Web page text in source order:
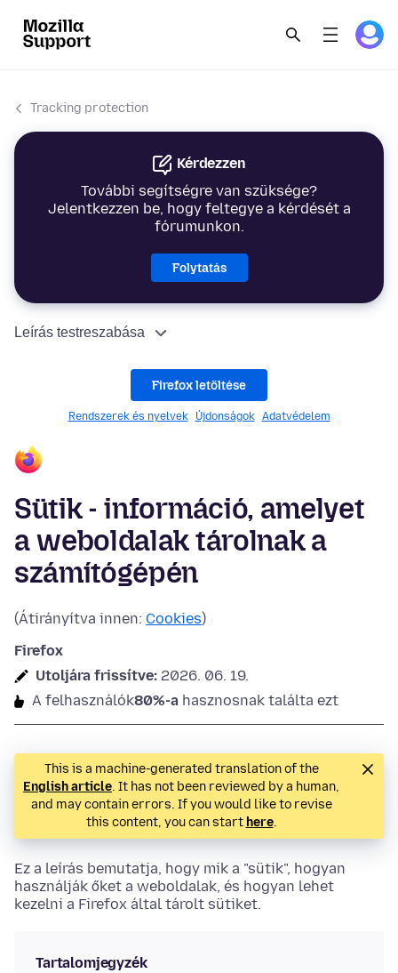
Tracking protection
Kérdezzen
További segítségre van szüksége?
Jelentkezzen be, hogy feltegye a kérdését a
fórumunkon.
Folytatás
Leírás testreszabása
Firefox letöltése
Rendszerek és nyelvek Újdonságok Adatvédelem
Sütik - információ, amelyet
a weboldalak tárolnak a
számítógépén
(Átirányítva innen: Cookies)
Firefox
Utoljára frissítve: 2026. 06. 19.
A felhasználók80%-a hasznosnak találta ezt
This is a machine-generated translation of the
English article. It has not been reviewed by a human,
and may contain errors. If you would like to revise
this content, you can start here.
Ez a leírás bemutatja, hogy mik a "sütik", hogyan
használják őket a weboldalak, és hogyan lehet
kezelni a Firefox által tárolt sütiket.
Tartalomjegyzék